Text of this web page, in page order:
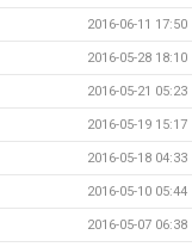
2016-06-11 17:50
2016-05-28 18:10
2016-05-21 05:23
2016-05-19 15:17
2016-05-18 04:33
2016-05-10 05:44
2016-05-07 06:38